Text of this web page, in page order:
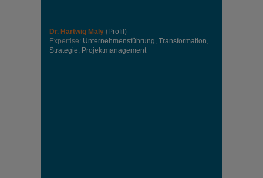
Dr. Hartwig Maly (Profil )
Expertise: Unternehmensführung, Transformation,
Strategie, Projektmanagement